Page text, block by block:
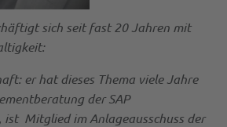
sich seit fast 20 Jahren mit
er hat dieses Thema viele Jahre
der SAP
Mitglied im Anlageausschuss der